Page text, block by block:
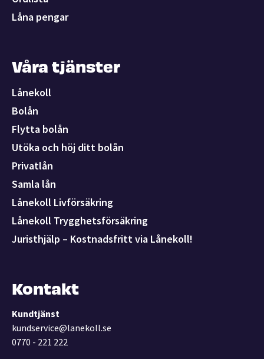
Låna pengar
Våra tjänster
Lånekoll
Bolån
Flytta bolån
Utöka och höj ditt bolån
Privatlån
Samla lån
Lånekoll Livförsäkring
Lånekoll Trygghetsförsäkring
Juristhjälp – Kostnadsfritt via Lånekoll!
Kontakt
Kundtjänst
kundservice@lanekoll.se
0770 - 221 222